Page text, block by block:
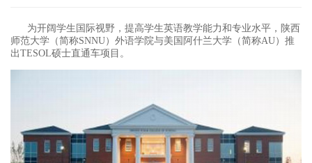
为开阔学生国际视野，提高学生英语教学能力和专业水平，陕西
师范大学（简称SNNU）外语学院与美国阿什兰大学（简称AU）推
出TESOL硕士直通车项目。